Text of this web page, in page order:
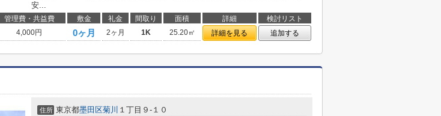
安...
管理費・共益費 敷金 礼金 間取り 面積 詳細
検討リスト
4,000円 0ヶ月 2ヶ月 1K 25.20㎡ 詳細を見る 追加する
住所 東京都墨田区菊川 １丁目９-１０